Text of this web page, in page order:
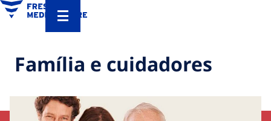
Família e cuidadores